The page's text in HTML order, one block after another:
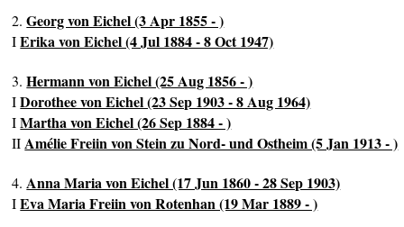
2.Georg von Eichel (3 Apr 1855 - )
IErika von Eichel (4 Jul 1884 - 8 Oct 1947)
3.Hermann von Eichel (25 Aug 1856 - )
IDorothee von Eichel (23 Sep 1903 - 8 Aug 1964)
IMartha von Eichel (26 Sep 1884 - )
IIAmélie Freiin von Stein zu Nord- und Ostheim (5 Jan 1913 - )
4.Anna Maria von Eichel (17 Jun 1860 - 28 Sep 1903)
IEva Maria Freiin von Rotenhan (19 Mar 1889 - )